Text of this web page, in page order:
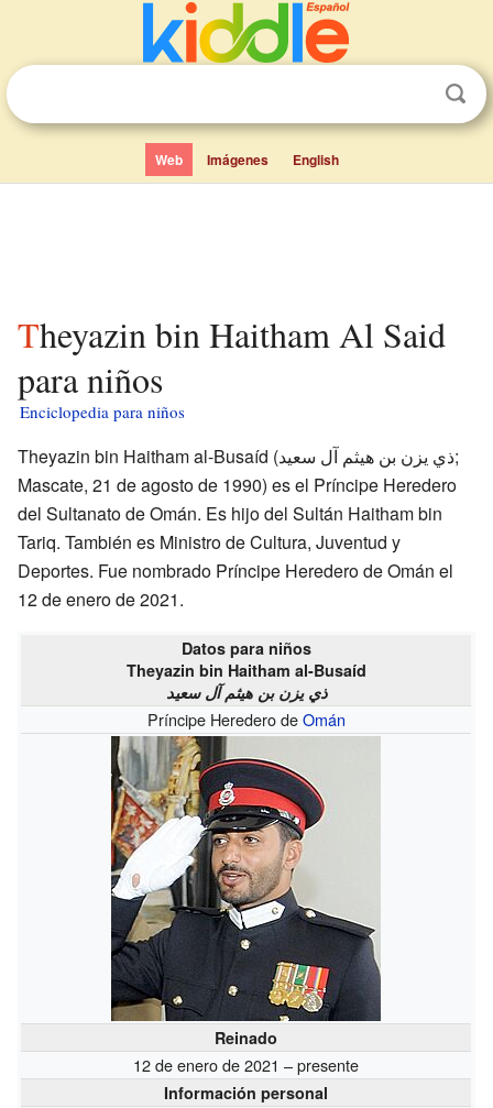
Web Imágenes English
Theyazin bin Haitham Al Said
para niños
Enciclopedia para niños
Theyazin bin Haitham al-Busaíd (ذي يزن بن هيثم آل سعيد;
Mascate, 21 de agosto de 1990) es el Príncipe Heredero
del Sultanato de Omán. Es hijo del Sultán Haitham bin
Tariq. También es Ministro de Cultura, Juventud y
Deportes. Fue nombrado Príncipe Heredero de Omán el
12 de enero de 2021.
Datos para niños
Theyazin bin Haitham al-Busaíd
ذي يزن بن هيثم آل سعيد
Príncipe Heredero deOmán
Reinado
12 de enero de 2021 – presente
Información personal